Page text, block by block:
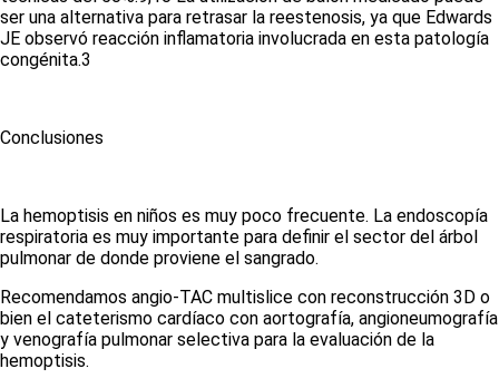
ser una alternativa para retrasar la reestenosis, ya que Edwards
JE observó reacción inflamatoria involucrada en esta patología
congénita.3
Conclusiones
La hemoptisis en niños es muy poco frecuente. La endoscopía
respiratoria es muy importante para definir el sector del árbol
pulmonar de donde proviene el sangrado.
Recomendamos angio-TAC multislice con reconstrucción 3D o
bien el cateterismo cardíaco con aortografía, angioneumografía
y venografía pulmonar selectiva para la evaluación de la
hemoptisis.